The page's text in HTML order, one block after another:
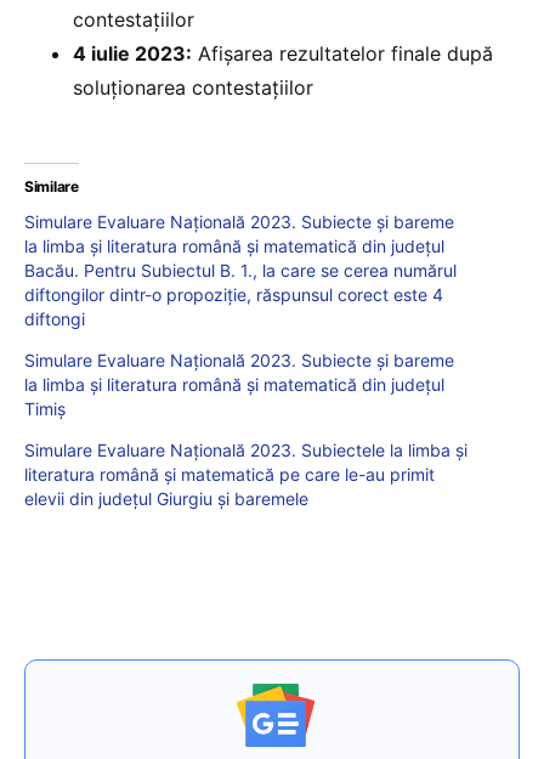
contestațiilor
4 iulie 2023: Afișarea rezultatelor finale după
soluționarea contestațiilor
Similare
Simulare Evaluare Națională 2023. Subiecte și bareme
la limba și literatura română și matematică din județul
Bacău. Pentru Subiectul B. 1., la care se cerea numărul
diftongilor dintr-o propoziție, răspunsul corect este 4
diftongi
Simulare Evaluare Națională 2023. Subiecte și bareme
la limba și literatura română și matematică din județul
Timiș
Simulare Evaluare Națională 2023. Subiectele la limba și
literatura română și matematică pe care le-au primit
elevii din județul Giurgiu și baremele